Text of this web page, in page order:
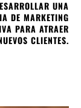
UNA
DE MARKETING
PARA ATRAER
CLIENTES.